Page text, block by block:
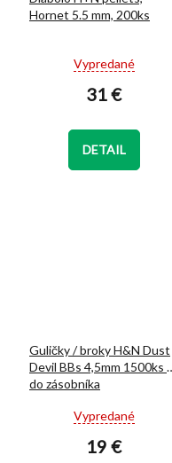
Hornet 5.5 mm, 200ks
Priemerné
hodnotenie
produktu
4,7
z
Vypredané
31 €
DETAIL
Guličky / broky H&N Dust
Devil BBs 4,5mm 1500ks /
do zásobníka
Priemerné
hodnotenie
produktu
Vypredané
19 €